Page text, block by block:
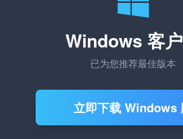
Windows 客
已为您推荐最佳版本
立即下载 Windows